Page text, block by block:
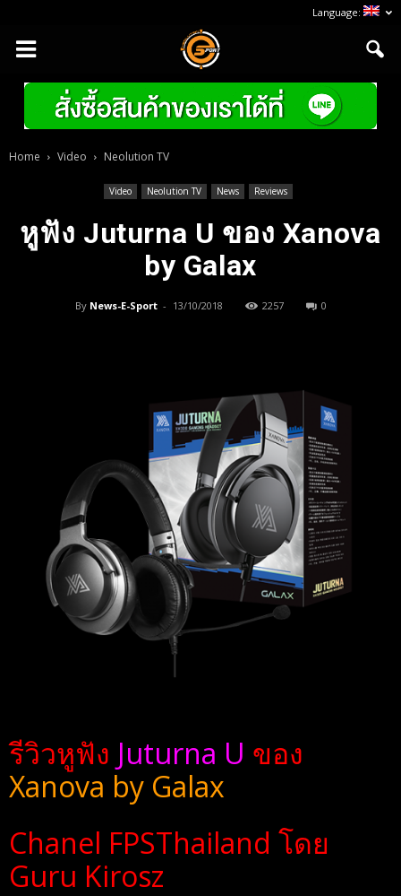
Language:
Home Video Neolution TV
Video Neolution TV News Reviews
หูฟัง Juturna U ของ Xanova
by Galax
By News-E-Sport - 13/10/2018 2257 0
รีวิวหูฟัง Juturna U ของ
Xanova by Galax
Chanel FPSThailand โดย
Guru Kirosz